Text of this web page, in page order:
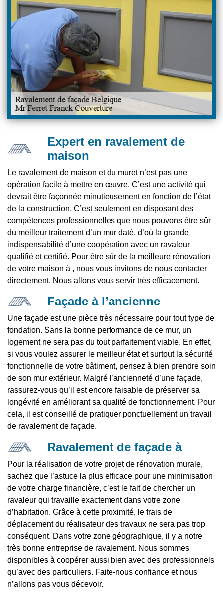
Expert en ravalement de
maison
Le ravalement de maison et du muret n’est pas une
opération facile à mettre en œuvre. C’est une activité qui
devrait être façonnée minutieusement en fonction de l’état
de la construction. C’est seulement en disposant des
compétences professionnelles que nous pouvons être sûr
du meilleur traitement d’un mur daté, d’où la grande
indispensabilité d’une coopération avec un ravaleur
qualifié et certifié. Pour être sûr de la meilleure rénovation
de votre maison à , nous vous invitons de nous contacter
directement. Nous allons vous servir très efficacement.
Façade à l’ancienne
Une façade est une pièce très nécessaire pour tout type de
fondation. Sans la bonne performance de ce mur, un
logement ne sera pas du tout parfaitement viable. En effet,
si vous voulez assurer le meilleur état et surtout la sécurité
fonctionnelle de votre bâtiment, pensez à bien prendre soin
de son mur extérieur. Malgré l’ancienneté d’une façade,
rassurez-vous qu’il est encore faisable de préserver sa
longévité en améliorant sa qualité de fonctionnement. Pour
cela, il est conseillé de pratiquer ponctuellement un travail
de ravalement de façade.
Ravalement de façade à
Pour la réalisation de votre projet de rénovation murale,
sachez que l’astuce la plus efficace pour une minimisation
de votre charge financière, c’est le fait de chercher un
ravaleur qui travaille exactement dans votre zone
d’habitation. Grâce à cette proximité, le frais de
déplacement du réalisateur des travaux ne sera pas trop
conséquent. Dans votre zone géographique, il y a notre
très bonne entreprise de ravalement. Nous sommes
disponibles à coopérer aussi bien avec des professionnels
qu’avec des particuliers. Faite-nous confiance et nous
n’allons pas vous décevoir.